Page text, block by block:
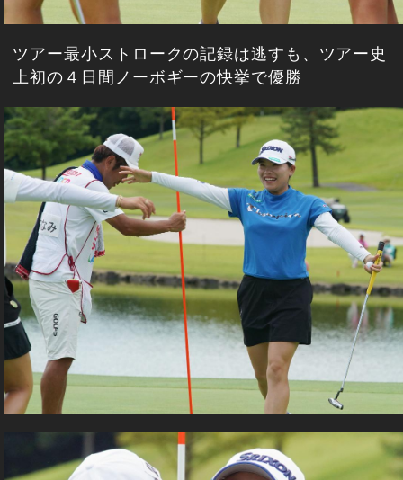
ツアー最小ストロークの記録は逃すも、ツアー史
上初の４日間ノーボギーの快挙で優勝